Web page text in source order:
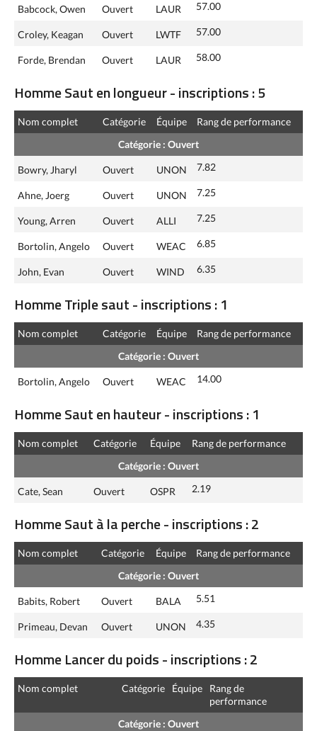
Babcock, Owen Ouvert LAUR 57.00
Croley, Keagan Ouvert LWTF 57.00
Forde, Brendan Ouvert LAUR 58.00
Homme Saut en longueur - inscriptions : 5
Nom complet Catégorie Équipe
Rang de performance
Catégorie : Ouvert
Bowry, Jharyl Ouvert UNON 7.82
Ahne, Joerg Ouvert UNON 7.25
Young, Arren Ouvert ALLI 7.25
Bortolin, Angelo Ouvert WEAC 6.85
John, Evan Ouvert WIND 6.35
Homme Triple saut - inscriptions : 1
Nom complet Catégorie Équipe
Rang de performance
Catégorie : Ouvert
Bortolin, Angelo Ouvert WEAC 14.00
Homme Saut en hauteur - inscriptions : 1
Nom complet Catégorie Équipe
Rang de performance
Catégorie : Ouvert
Cate, Sean Ouvert OSPR 2.19
Homme Saut à la perche - inscriptions : 2
Nom complet Catégorie Équipe
Rang de performance
Catégorie : Ouvert
Babits, Robert Ouvert BALA 5.51
Primeau, Devan Ouvert UNON 4.35
Homme Lancer du poids - inscriptions : 2
Nom complet Catégorie Équipe
Rang de
performance
Catégorie : Ouvert